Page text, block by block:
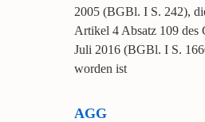
2005 (BGBl. I S. 242),
Artikel 4 Absatz 109 des
Juli 2016 (BGBl. I S.
worden ist
AGG